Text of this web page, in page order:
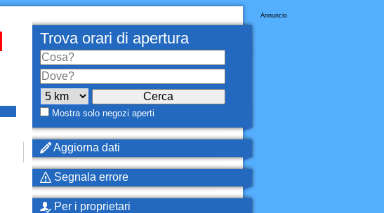
Annuncio
Trova orari di apertura
Mostra solo negozi aperti
Aggiorna dati
Segnala errore
Per i proprietari